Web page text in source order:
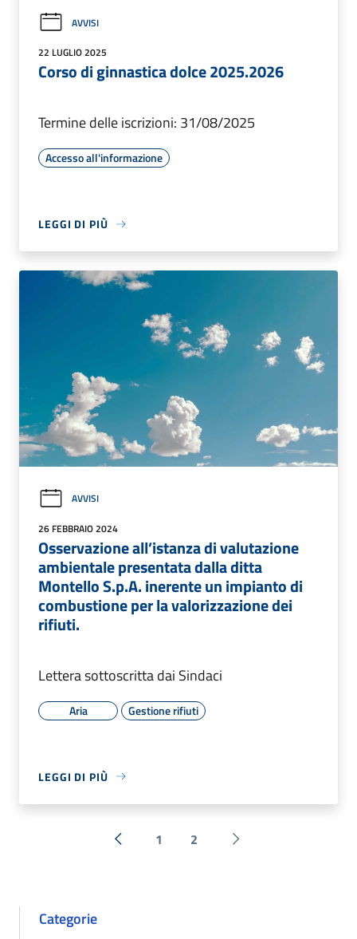
AVVISI
22 LUGLIO 2025
Corso di ginnastica dolce 2025.2026
Termine delle iscrizioni: 31/08/2025
Accesso all'informazione
LEGGI DI PIÙ
AVVISI
26 FEBBRAIO 2024
Osservazione all’istanza di valutazione
ambientale presentata dalla ditta
Montello S.p.A. inerente un impianto di
combustione per la valorizzazione dei
rifiuti.
Lettera sottoscritta dai Sindaci
Aria Gestione rifiuti
LEGGI DI PIÙ
« Precedente
1 2 Successiva »
Categorie